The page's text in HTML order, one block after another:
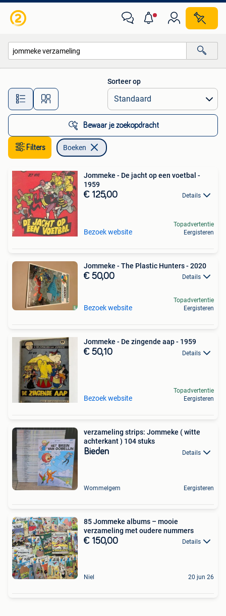
Alle afstanden…
Sorteer op
Bewaar je zoekopdracht
Filters Boeken
Jommeke - De jacht op een voetbal -
1959
€ 125,00 Details
Bezoek website
Topadvertentie
Eergisteren
Jommeke - The Plastic Hunters - 2020
€ 50,00 Details
Bezoek website
Topadvertentie
Eergisteren
Jommeke - De zingende aap - 1959
€ 50,10 Details
Bezoek website
Topadvertentie
Eergisteren
verzameling strips: Jommeke ( witte
achterkant ) 104 stuks
Bieden Details
Wommelgem Eergisteren
85 Jommeke albums – mooie
verzameling met oudere nummers
€ 150,00 Details
Niel 20 jun 26